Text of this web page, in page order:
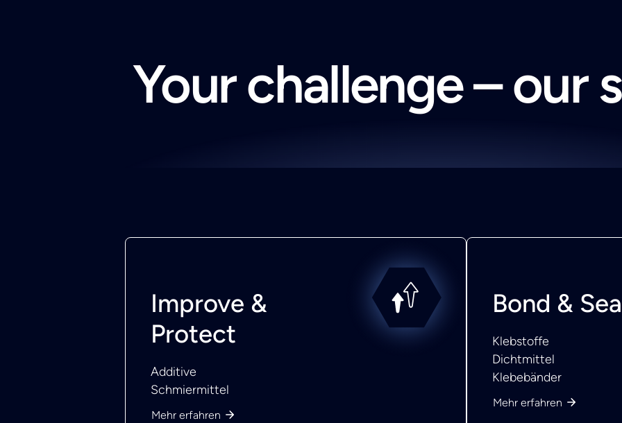
Your challenge – our
Improve &
Protect
Additive
Schmiermittel
Mehr erfahren
Bond &
Klebstoffe
Dichtmittel
Klebebänder
Mehr erfahren